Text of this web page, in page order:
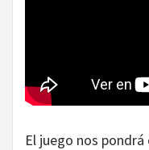
El juego nos